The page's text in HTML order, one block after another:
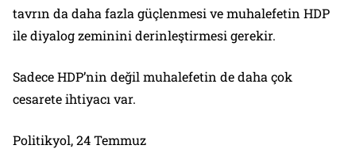
tavrın da daha fazla güçlenmesi ve muhalefetin HDP
ile diyalog zeminini derinleştirmesi gerekir.
Sadece HDP’nin değil muhalefetin de daha çok
cesarete ihtiyacı var.
Politikyol, 24 Temmuz